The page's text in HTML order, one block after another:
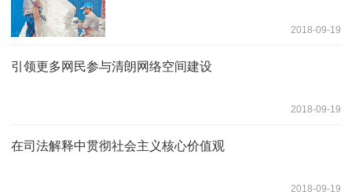
2018-09-19
引领更多网民参与清朗网络空间建设
2018-09-19
在司法解释中贯彻社会主义核心价值观
2018-09-19